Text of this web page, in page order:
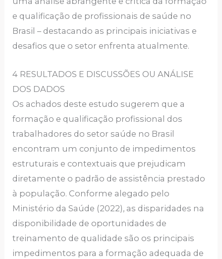
e qualificação de profissionais de saúde no
Brasil – destacando as principais iniciativas e
desafios que o setor enfrenta atualmente.
4 RESULTADOS E DISCUSSÕES OU ANÁLISE
DOS DADOS
Os achados deste estudo sugerem que a
formação e qualificação profissional dos
trabalhadores do setor saúde no Brasil
encontram um conjunto de impedimentos
estruturais e contextuais que prejudicam
diretamente o padrão de assistência prestado
à população. Conforme alegado pelo
Ministério da Saúde (2022), as disparidades na
disponibilidade de oportunidades de
treinamento de qualidade são os principais
impedimentos para a formação adequada de